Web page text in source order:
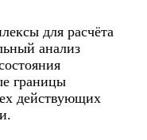
для расчёта
анализ
границы
действующих